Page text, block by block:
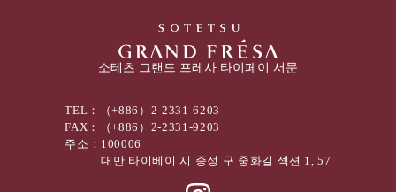
소테츠 그랜드 프레사 타이페이 서문
TEL：
（+886）2-2331-6203
FAX：
（+886）2-2331-9203
주소： 100006
대만 타이베이 시 증정 구 중화길 섹션 1, 57